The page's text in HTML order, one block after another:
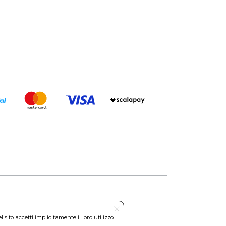
RM-535144
sito accetti implicitamente il loro utilizzo.